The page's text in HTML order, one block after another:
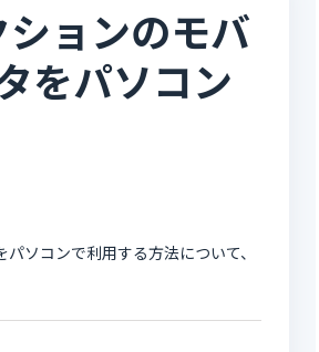
ョンのモバ
をパソコン
ソコンで利用する方法について、